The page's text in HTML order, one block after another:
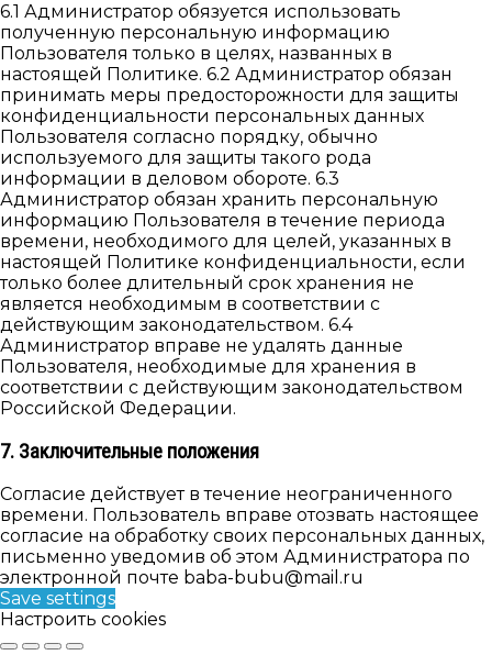
6.1 Администратор обязуется использовать
полученную персональную информацию
Пользователя только в целях, названных в
настоящей Политике. 6.2 Администратор обязан
принимать меры предосторожности для защиты
конфиденциальности персональных данных
Пользователя согласно порядку, обычно
используемого для защиты такого рода
информации в деловом обороте. 6.3
Администратор обязан хранить персональную
информацию Пользователя в течение периода
времени, необходимого для целей, указанных в
настоящей Политике конфиденциальности, если
только более длительный срок хранения не
является необходимым в соответствии с
действующим законодательством. 6.4
Администратор вправе не удалять данные
Пользователя, необходимые для хранения в
соответствии с действующим законодательством
Российской Федерации.
7. Заключительные положения
Согласие действует в течение неограниченного
времени. Пользователь вправе отозвать настоящее
согласие на обработку своих персональных данных,
письменно уведомив об этом Администратора по
электронной почте baba-bubu@mail.ru
Save settings
Настроить cookies